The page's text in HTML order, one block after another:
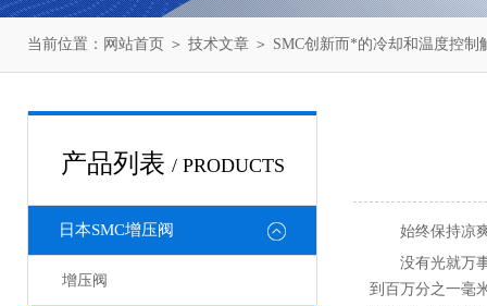
当前位置： 网站首页 ＞ 技术文章 ＞ SMC创新而*的冷却和温度控制
产品列表 / PRODUCTS
日本SMC增压阀
增压阀
始终保持凉
没有光就万
到百万分之一毫